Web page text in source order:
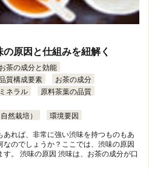
原因と仕組みを紐解く
お茶の成分と効能
質構成要素
お茶の成分
ミネラル
原料茶葉の品質
然栽培）
環境要因
れば、非常に強い渋味を持つものもあ
のでしょうか？ここでは、渋味の原因
。 渋味の原因 渋味は、お茶の成分が口